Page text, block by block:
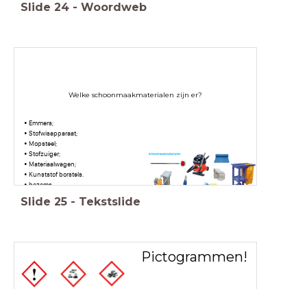
Slide 24 - Woordweb
Welke schoonmaakmaterialen zijn er?
• Emmers;
• Stofwisapparaat;
• Mopsteel;
• Stofzuiger;
• Materiaalwagen;
• Kunststof borstels.
• bezems
• trekkers
Slide 25 - Tekstslide
Pictogrammen!